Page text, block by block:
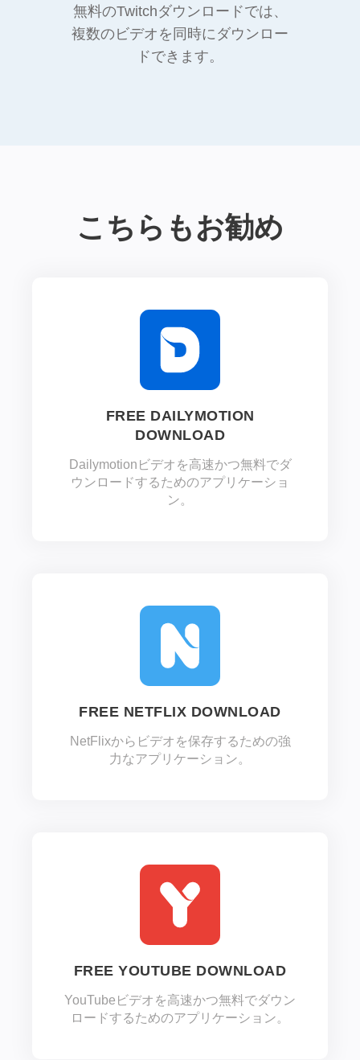
無料のTwitchダウンロードでは、
複数のビデオを同時にダウンロー
ドできます。
こちらもお勧め
FREE DAILYMOTION
DOWNLOAD
Dailymotionビデオを高速かつ無料でダ
ウンロードするためのアプリケーショ
ン。
FREE NETFLIX DOWNLOAD
NetFlixからビデオを保存するための強
力なアプリケーション。
FREE YOUTUBE DOWNLOAD
YouTubeビデオを高速かつ無料でダウン
ロードするためのアプリケーション。